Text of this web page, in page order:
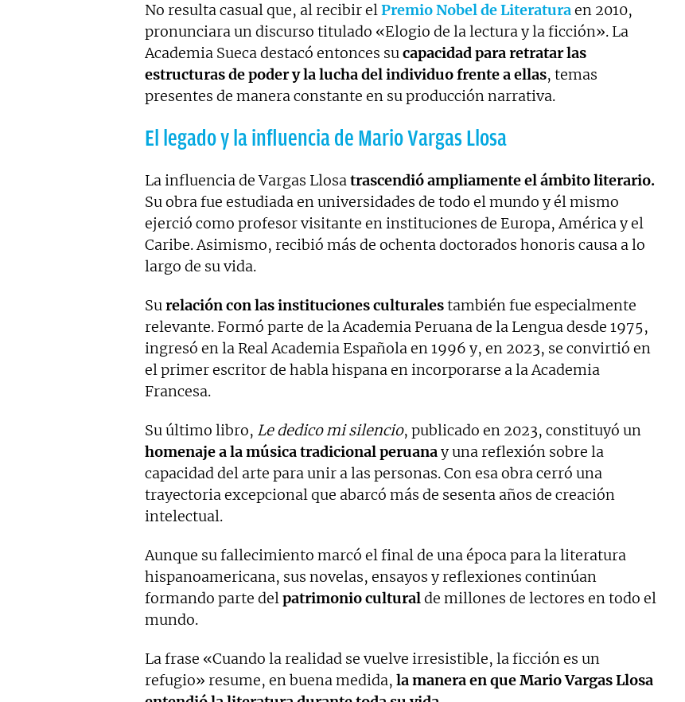
No resulta casual que, al recibir elPremio Nobel de Literaturaen 2010,
pronunciara un discurso titulado «Elogio de la lectura y la ficción». La
Academia Sueca destacó entonces sucapacidad para retratar las
estructuras de poder y la lucha del individuo frente a ellas, temas
presentes de manera constante en su producción narrativa.
El legado y la influencia de Mario Vargas Llosa
La influencia de Vargas Llosatrascendió ampliamente el ámbito literario.
Su obra fue estudiada en universidades de todo el mundo y él mismo
ejerció como profesor visitante en instituciones de Europa, América y el
Caribe. Asimismo, recibió más de ochenta doctorados honoris causa a lo
largo de su vida.
Surelación con las instituciones culturalestambién fue especialmente
relevante. Formó parte de la Academia Peruana de la Lengua desde 1975,
ingresó en la Real Academia Española en 1996 y, en 2023, se convirtió en
el primer escritor de habla hispana en incorporarse a la Academia
Francesa.
Su último libro, Le dedico mi silencio, publicado en 2023, constituyó un
homenaje a la música tradicional peruanay una reflexión sobre la
capacidad del arte para unir a las personas. Con esa obra cerró una
trayectoria excepcional que abarcó más de sesenta años de creación
intelectual.
Aunque su fallecimiento marcó el final de una época para la literatura
hispanoamericana, sus novelas, ensayos y reflexiones continúan
formando parte delpatrimonio culturalde millones de lectores en todo el
mundo.
La frase «Cuando la realidad se vuelve irresistible, la ficción es un
refugio» resume, en buena medida, la manera en que Mario Vargas Llosa